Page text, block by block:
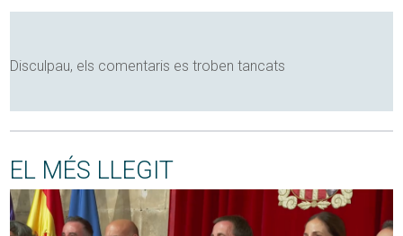
Disculpau, els comentaris es troben tancats
EL MÉS LLEGIT